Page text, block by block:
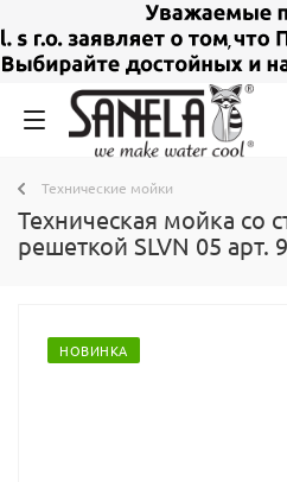
Технические мойки
Техническая мойка со
решеткой SLVN 05 арт.
НОВИНКА